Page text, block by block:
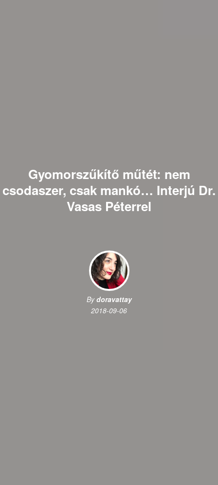
Gyomorszűkítő műtét: nem
csodaszer, csak mankó… Interjú Dr.
Vasas Péterrel
Bydoravattay
2018-09-06